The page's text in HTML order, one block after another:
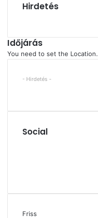
Hirdetés
Időjárás
You need to set the Location.
- Hirdetés -
Social
Friss